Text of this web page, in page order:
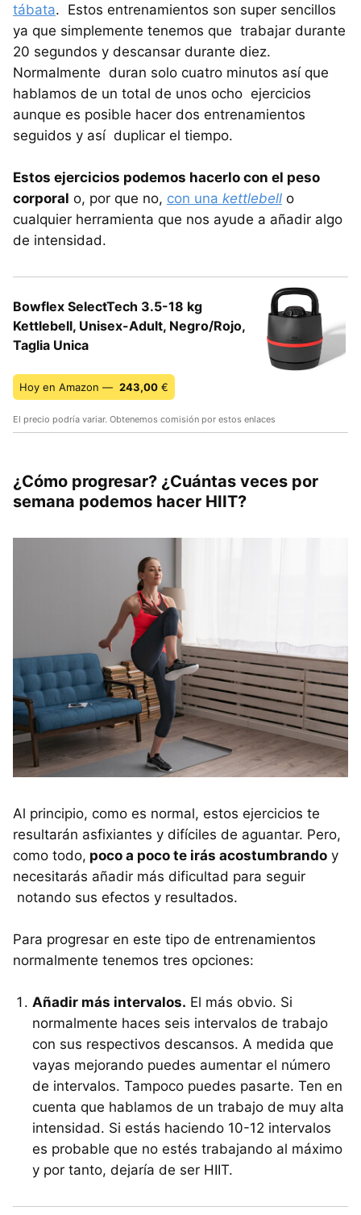
tábata. Estos entrenamientos son super sencillos
ya que simplemente tenemos que trabajar durante
20 segundos y descansar durante diez.
Normalmente duran solo cuatro minutos así que
hablamos de un total de unos ocho ejercicios
aunque es posible hacer dos entrenamientos
seguidos y así duplicar el tiempo.
Estos ejercicios podemos hacerlo con el peso
corporal o, por que no, con una kettlebell o
cualquier herramienta que nos ayude a añadir algo
de intensidad.
Bowflex SelectTech 3.5-18 kg
Kettlebell, Unisex-Adult, Negro/Rojo,
Taglia Unica
Hoy en Amazon — 243,00 €
El precio podría variar. Obtenemos comisión por estos enlaces
¿Cómo progresar? ¿Cuántas veces por
semana podemos hacer HIIT?
Al principio, como es normal, estos ejercicios te
resultarán asfixiantes y difíciles de aguantar. Pero,
como todo, poco a poco te irás acostumbrando y
necesitarás añadir más dificultad para seguir
notando sus efectos y resultados.
Para progresar en este tipo de entrenamientos
normalmente tenemos tres opciones:
Añadir más intervalos. El más obvio. Si
normalmente haces seis intervalos de trabajo
con sus respectivos descansos. A medida que
vayas mejorando puedes aumentar el número
de intervalos. Tampoco puedes pasarte. Ten en
cuenta que hablamos de un trabajo de muy alta
intensidad. Si estás haciendo 10-12 intervalos
es probable que no estés trabajando al máximo
y por tanto, dejaría de ser HIIT.